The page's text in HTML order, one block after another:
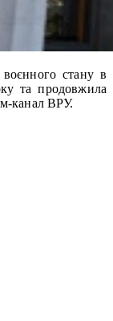
стану в
та продовжила
канал ВРУ.